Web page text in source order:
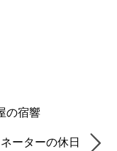
の宿響
ーターの休日